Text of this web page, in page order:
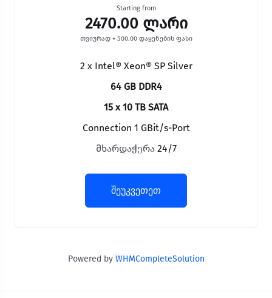
Starting from
2470.00 ლარი
თვიურად + 500.00 დაყენების ფასი
2 x Intel® Xeon® SP Silver
64 GB DDR4
15 x 10 TB SATA
Connection 1 GBit/s-Port
მხარდაჭერა 24/7
შეუკვეთეთ
Powered by WHMCompleteSolution